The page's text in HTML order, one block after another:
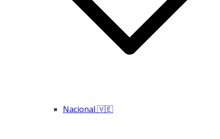
Nacional 🇻🇪